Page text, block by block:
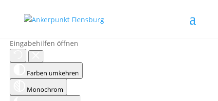
Eingabehilfen öffnen
Farben umkehren
Monochrom